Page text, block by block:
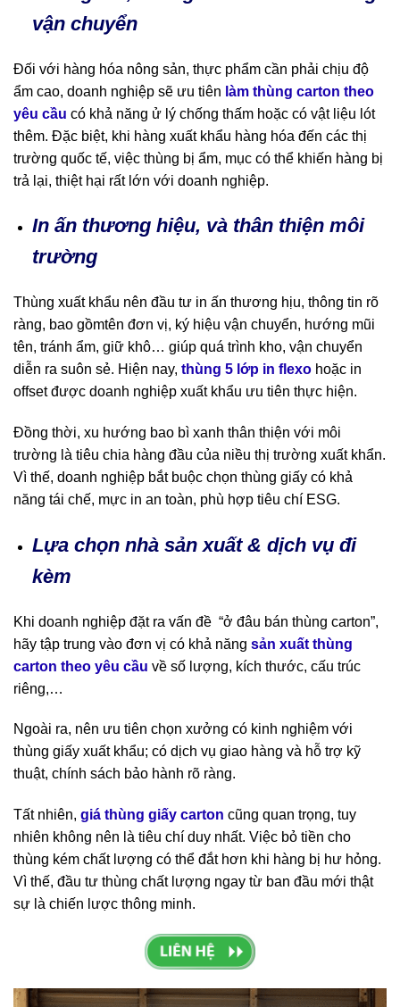
vận chuyển
Đối với hàng hóa nông sản, thực phẩm cần phải chịu độ
ẩm cao, doanh nghiệp sẽ ưu tiên làm thùng carton theo
yêu cầu có khả năng ử lý chống thấm hoặc có vật liệu lót
thêm. Đặc biệt, khi hàng xuất khẩu hàng hóa đến các thị
trường quốc tế, việc thùng bị ẩm, mục có thể khiến hàng bị
trả lại, thiệt hại rất lớn với doanh nghiệp.
In ấn thương hiệu, và thân thiện môi
trường
Thùng xuất khẩu nên đầu tư in ấn thương hịu, thông tin rõ
ràng, bao gồmtên đơn vị, ký hiệu vận chuyển, hướng mũi
tên, tránh ẩm, giữ khô… giúp quá trình kho, vận chuyển
diễn ra suôn sẻ. Hiện nay, thùng 5 lớp in flexo hoặc in
offset được doanh nghiệp xuất khẩu ưu tiên thực hiện.
Đồng thời, xu hướng bao bì xanh thân thiện với môi
trường là tiêu chia hàng đầu của niều thị trường xuất khẩn.
Vì thế, doanh nghiệp bắt buộc chọn thùng giấy có khả
năng tái chế, mực in an toàn, phù hợp tiêu chí ESG.
Lựa chọn nhà sản xuất & dịch vụ đi
kèm
Khi doanh nghiệp đặt ra vấn đề “ở đâu bán thùng carton”,
hãy tập trung vào đơn vị có khả năng sản xuất thùng
carton theo yêu cầu về số lượng, kích thước, cấu trúc
riêng,…
Ngoài ra, nên ưu tiên chọn xưởng có kinh nghiệm với
thùng giấy xuất khẩu; có dịch vụ giao hàng và hỗ trợ kỹ
thuật, chính sách bảo hành rõ ràng.
Tất nhiên, giá thùng giấy carton cũng quan trọng, tuy
nhiên không nên là tiêu chí duy nhất. Việc bỏ tiền cho
thùng kém chất lượng có thể đắt hơn khi hàng bị hư hỏng.
Vì thế, đầu tư thùng chất lượng ngay từ ban đầu mới thật
sự là chiến lược thông minh.